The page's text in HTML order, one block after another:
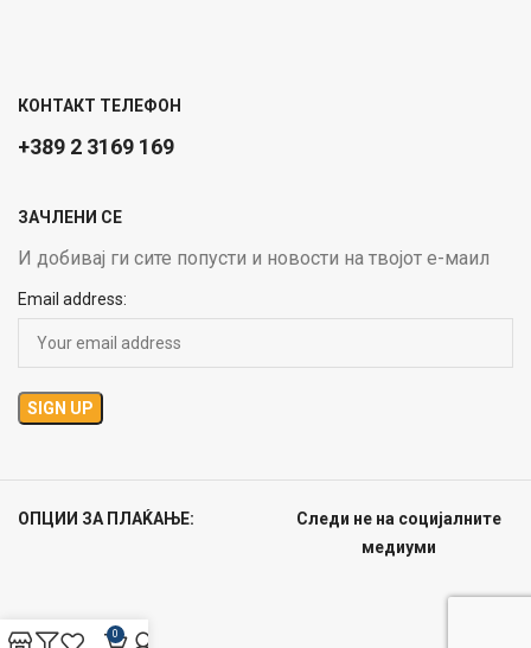
КОНТАКТ ТЕЛЕФОН
+389 2 3169 169
ЗАЧЛЕНИ СЕ
И добивај ги сите попусти и новости на твојот е-маил
Email address:
ОПЦИИ ЗА ПЛАЌАЊЕ:
Следи не на социјалните
медиуми
0